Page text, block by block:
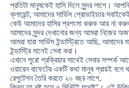
প্রতিটা মানুষকেই হাসি দিলে সুন্দর লাগে।
ক্লায়েন্ট, আমাদের সার্ভিস প্রোভাইডার
কেউ আমাদের হাসির প্রশংসা করুক আর না
আমাদের সুন্দর দেখানোর জন্য আমরা নিজের
আমরা যারা সার্ভিস ইন্ডাস্ট্রিতে আছি, আমাদের
ইন্ডাস্ট্রি মানেই সেবা করা।
এখানে পুরো প্রক্রিয়ার সাথেই সেবার সম্পর্ক
ওয়ারেন বাফেটের একটি কথা মানুষ প্রায়ই বলে
রেপুটেশন তৈরি করতে ২০ বছর লাগে,